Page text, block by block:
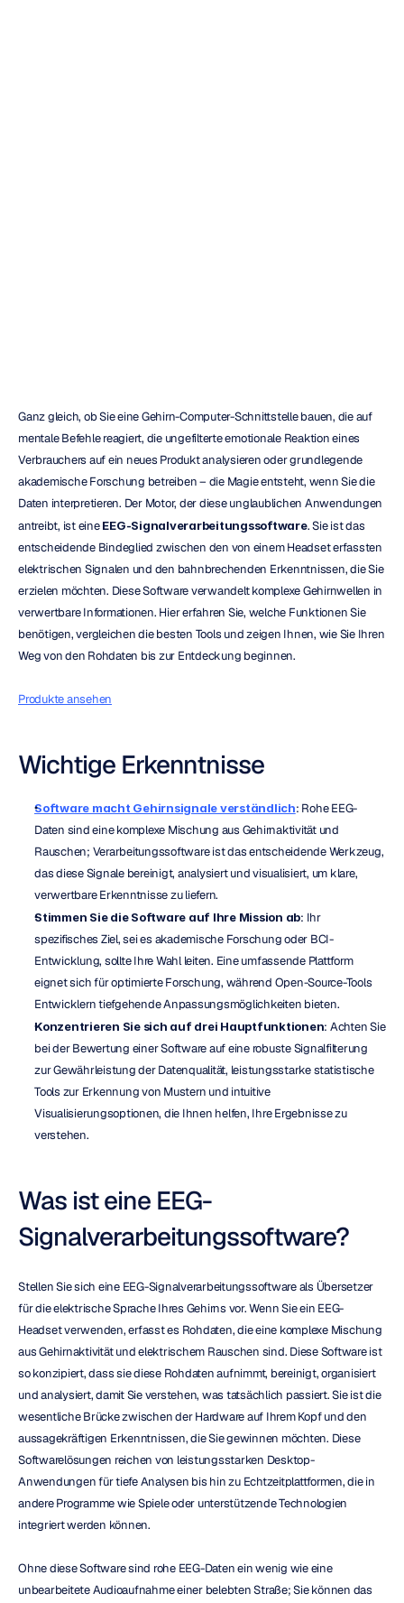
Ganz gleich, ob Sie eine Gehirn-Computer-Schnittstelle bauen, die auf
mentale Befehle reagiert, die ungefilterte emotionale Reaktion eines
Verbrauchers auf ein neues Produkt analysieren oder grundlegende
akademische Forschung betreiben – die Magie entsteht, wenn Sie die
Daten interpretieren. Der Motor, der diese unglaublichen Anwendungen
antreibt, ist eine EEG-Signalverarbeitungssoftware. Sie ist das
entscheidende Bindeglied zwischen den von einem Headset erfassten
elektrischen Signalen und den bahnbrechenden Erkenntnissen, die Sie
erzielen möchten. Diese Software verwandelt komplexe Gehirnwellen in
verwertbare Informationen. Hier erfahren Sie, welche Funktionen Sie
benötigen, vergleichen die besten Tools und zeigen Ihnen, wie Sie Ihren
Weg von den Rohdaten bis zur Entdeckung beginnen.
Produkte ansehen
Wichtige Erkenntnisse
Software macht Gehirnsignale verständlich: Rohe EEG-
Daten sind eine komplexe Mischung aus Gehirnaktivität und
Rauschen; Verarbeitungssoftware ist das entscheidende Werkzeug,
das diese Signale bereinigt, analysiert und visualisiert, um klare,
verwertbare Erkenntnisse zu liefern.
Stimmen Sie die Software auf Ihre Mission ab: Ihr
spezifisches Ziel, sei es akademische Forschung oder BCI-
Entwicklung, sollte Ihre Wahl leiten. Eine umfassende Plattform
eignet sich für optimierte Forschung, während Open-Source-Tools
Entwicklern tiefgehende Anpassungsmöglichkeiten bieten.
Konzentrieren Sie sich auf drei Hauptfunktionen: Achten Sie
bei der Bewertung einer Software auf eine robuste Signalfilterung
zur Gewährleistung der Datenqualität, leistungsstarke statistische
Tools zur Erkennung von Mustern und intuitive
Visualisierungsoptionen, die Ihnen helfen, Ihre Ergebnisse zu
verstehen.
Was ist eine EEG-
Signalverarbeitungssoftware?
Stellen Sie sich eine EEG-Signalverarbeitungssoftware als Übersetzer
für die elektrische Sprache Ihres Gehirns vor. Wenn Sie ein EEG-
Headset verwenden, erfasst es Rohdaten, die eine komplexe Mischung
aus Gehirnaktivität und elektrischem Rauschen sind. Diese Software ist
so konzipiert, dass sie diese Rohdaten aufnimmt, bereinigt, organisiert
und analysiert, damit Sie verstehen, was tatsächlich passiert. Sie ist die
wesentliche Brücke zwischen der Hardware auf Ihrem Kopf und den
aussagekräftigen Erkenntnissen, die Sie gewinnen möchten. Diese
Softwarelösungen reichen von leistungsstarken Desktop-
Anwendungen für tiefe Analysen bis hin zu Echtzeitplattformen, die in
andere Programme wie Spiele oder unterstützende Technologien
integriert werden können.
Ohne diese Software sind rohe EEG-Daten ein wenig wie eine
unbearbeitete Audioaufnahme einer belebten Straße; Sie können das